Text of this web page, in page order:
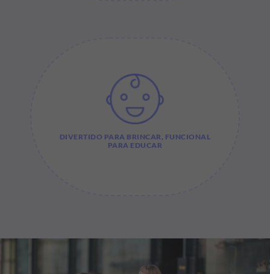
DIVERTIDO PARA BRINCAR, FUNCIONAL
PARA EDUCAR